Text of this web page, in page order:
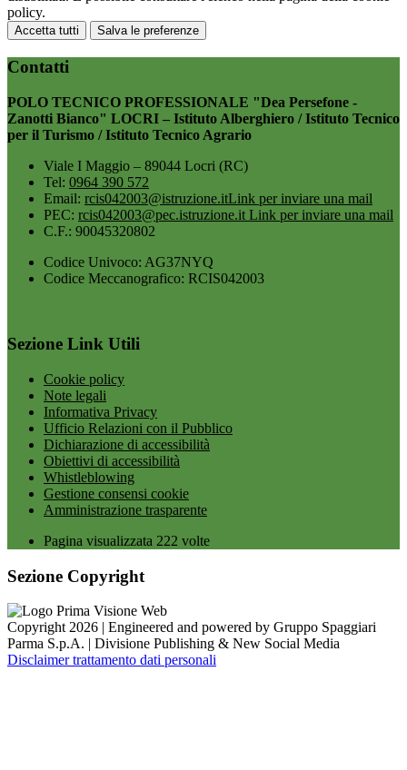
policy.
Accetta tutti Salva le preferenze
Contatti
POLO TECNICO PROFESSIONALE "Dea Persefone -
Zanotti Bianco" LOCRI – Istituto Alberghiero / Istituto Tecnico
per il Turismo / Istituto Tecnico Agrario
Viale I Maggio – 89044 Locri (RC)
Tel: 0964 390 572
Email: rcis042003@istruzione.itLink per inviare una mail
PEC: rcis042003@pec.istruzione.it Link per inviare una mail
C.F.: 90045320802
Codice Univoco: AG37NYQ
Codice Meccanografico: RCIS042003
Sezione Link Utili
Cookie policy
Note legali
Informativa Privacy
Ufficio Relazioni con il Pubblico
Dichiarazione di accessibilità
Obiettivi di accessibilità
Whistleblowing
Gestione consensi cookie
Amministrazione trasparente
Pagina visualizzata 222 volte
Sezione Copyright
Copyright 2026 | Engineered and powered by Gruppo Spaggiari
Parma S.p.A. | Divisione Publishing & New Social Media
Disclaimer trattamento dati personali